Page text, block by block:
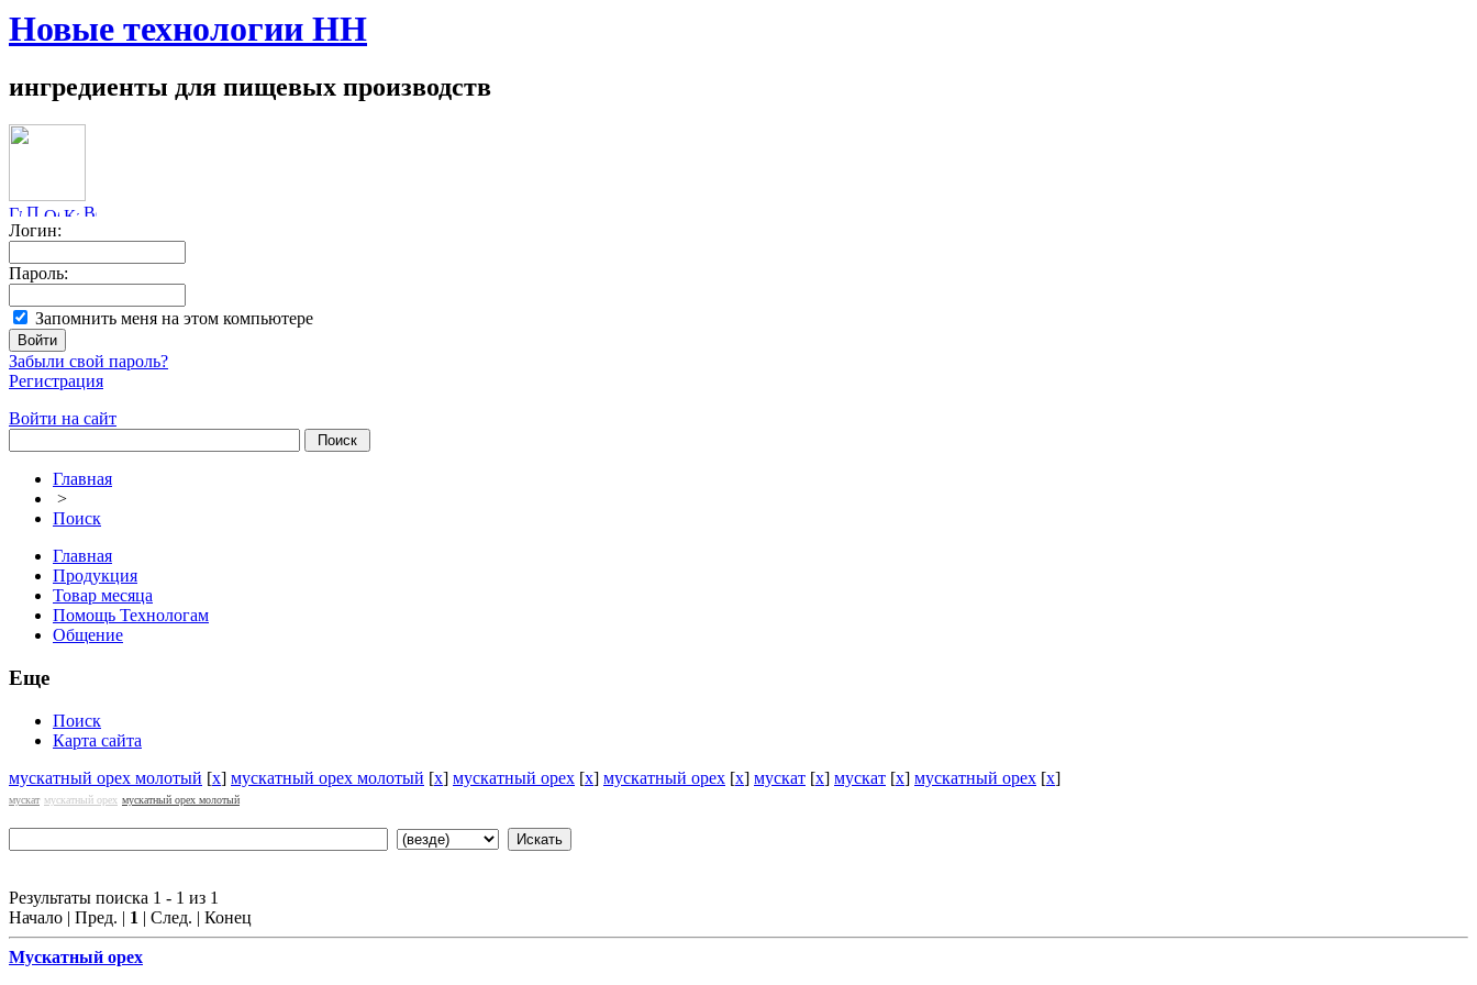
Новые технологии НН
ингредиенты для пищевых производств
Логин:
Пароль:
Запомнить меня на этом компьютере
Забыли свой пароль?
Регистрация
Войти на сайт
Главная
>
Поиск
Главная
Продукция
Товар месяца
Помощь Технологам
Общение
Еще
Поиск
Карта сайта
мускатный орех молотый [x] мускатный орех молотый [x] мускатный орех [x] мускатный орех [x] мускат [x] мускат [x] мускатный орех [x]
мускат мускатный орех мускатный орех молотый
Результаты поиска 1 - 1 из 1
Начало | Пред. | 1 | След. | Конец
Мускатный орех